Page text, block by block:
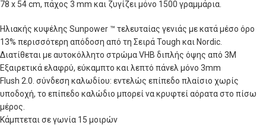
78 x 54 cm, πάχος 3 mm και ζυγίζει μόνο 1500 γραμμάρια.
Ηλιακής κυψέλης Sunpower ™ τελευταίας γενιάς με κατά μέσο όρο
13% περισσότερη απόδοση από τη Σειρά Tough και Nordic.
Διατίθεται με αυτοκόλλητο στρώμα VHB διπλής όψης από 3M
Εξαιρετικά ελαφρύ, εύκαμπτο και λεπτό πάνελ μόνο 3mm
Flush 2.0. σύνδεση καλωδίου: εντελώς επίπεδο πλαίσιο χωρίς
υποδοχή, το επίπεδο καλώδιο μπορεί να κρυφτεί αόρατα στο πίσω
μέρος.
Κάμπτεται σε γωνία 15 μοιρών